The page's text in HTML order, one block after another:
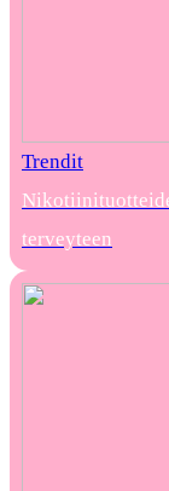
Trendit
terveyteen